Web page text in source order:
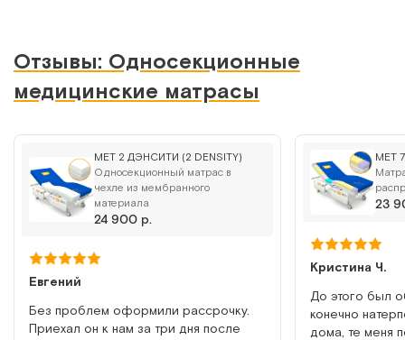
MET CUBE
Модульный противопролежневый матрас
Под заказАрт.17950
Отзывы: Односекционные
медицинские матрасы
MET 2 ДЭНСИТИ (2 DENSITY)
Односекционный матрас в
чехле из мембранного
материала
24 900 р.
Евгений
Без проблем оформили рассрочку.
Приехал он к нам за три дня после
MET
23
Кристина Ч.
До этого был
конечно
дома, те меня